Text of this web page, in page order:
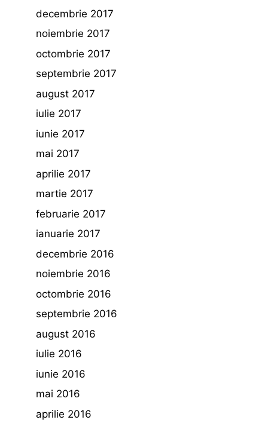
decembrie 2017
noiembrie 2017
octombrie 2017
septembrie 2017
august 2017
iulie 2017
iunie 2017
mai 2017
aprilie 2017
martie 2017
februarie 2017
ianuarie 2017
decembrie 2016
noiembrie 2016
octombrie 2016
septembrie 2016
august 2016
iulie 2016
iunie 2016
mai 2016
aprilie 2016